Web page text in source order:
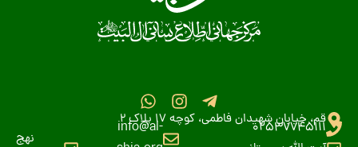
قم، خیابان شهیدان فاطمی، کوچه 17 پلاک 2
02537745111
info@al-
نهج